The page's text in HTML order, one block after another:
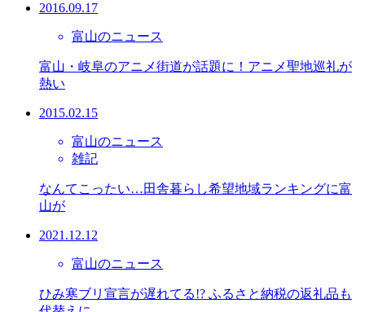
2016.09.17
富山のニュース
富山・岐阜のアニメ街道が話題に！アニメ聖地巡礼が
熱い
2015.02.15
富山のニュース
雑記
なんてこったい…田舎暮らし希望地域ランキングに富
山が
2021.12.12
富山のニュース
ひみ寒ブリ宣言が遅れてる!? ふるさと納税の返礼品も